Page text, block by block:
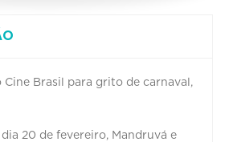
Cine Brasil para grito de carnaval,
20 de fevereiro, Mandruvá e